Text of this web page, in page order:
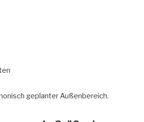
geplanter Außenbereich.